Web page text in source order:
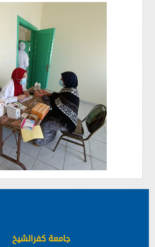
جامعة كفرالشيخ